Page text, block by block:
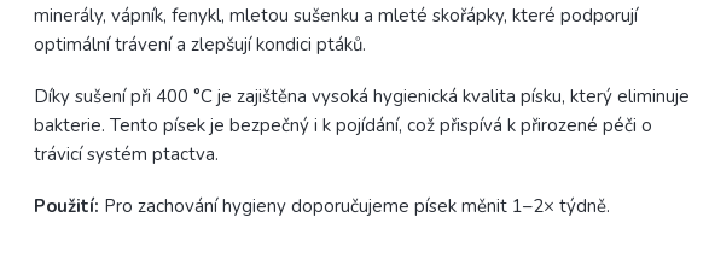
minerály, vápník, fenykl, mletou sušenku a mleté skořápky, které podporují
optimální trávení a zlepšují kondici ptáků.
Díky sušení při 400 °C je zajištěna vysoká hygienická kvalita písku, který eliminuje
bakterie. Tento písek je bezpečný i k pojídání, což přispívá k přirozené péči o
trávicí systém ptactva.
Použití: Pro zachování hygieny doporučujeme písek měnit 1–2× týdně.